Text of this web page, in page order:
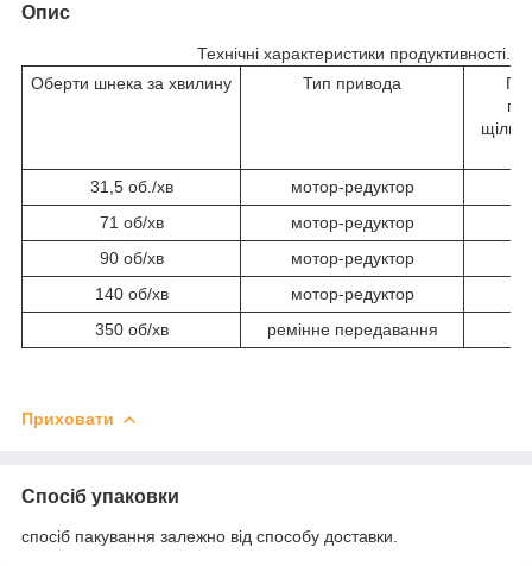
Опис
Технічні характеристики продуктивності.
Оберти шнека за хвилину
Тип привода
31,5 об./хв
мотор-редуктор
71 об/хв
мотор-редуктор
90 об/хв
мотор-редуктор
140 об/хв
мотор-редуктор
350 об/хв
ремінне передавання
Приховати
Спосіб упаковки
спосіб пакування залежно від способу доставки.